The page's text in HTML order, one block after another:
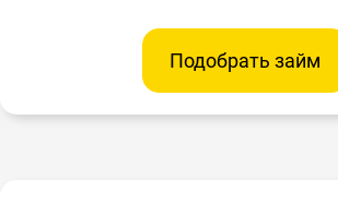
Подобрать займ